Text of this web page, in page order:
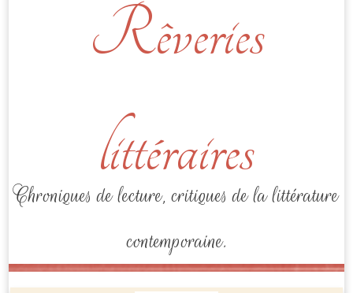
Rêveries
littéraires
Chroniques de lecture, critiques de la littérature
contemporaine.